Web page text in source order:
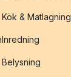
Kök & Matlagning
Inredning
Belysning